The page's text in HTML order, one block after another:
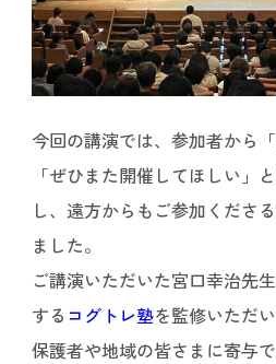
今回の講演では、参加者から
「ぜひまた開催してほしい」
し、遠方からもご参加くださ
ました。
ご講演いただいた宮口幸治先
する コグトレ塾を監修いただ
保護者や地域の皆さまに寄与